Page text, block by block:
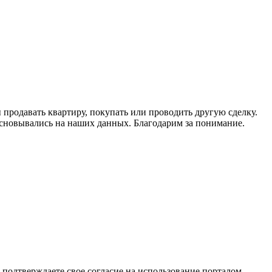
квартиру, покупать или проводить другую сделку.
на наших данных. Благодарим за понимание.